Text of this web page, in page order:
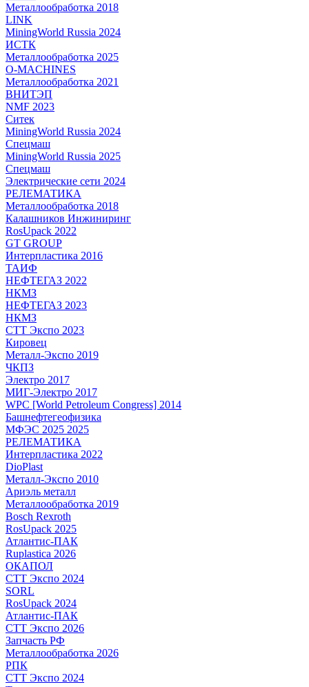
Металлообработка 2018
LINK
MiningWorld Russia 2024
ИСТК
Металлообработка 2025
O-MACHINES
Металлообработка 2021
ВНИТЭП
NMF 2023
Ситек
MiningWorld Russia 2024
Спецмаш
MiningWorld Russia 2025
Спецмаш
Электрические сети 2024
РЕЛЕМАТИКА
Металлообработка 2018
Калашников Инжиниринг
RosUpack 2022
GT GROUP
Интерпластика 2016
ТАИФ
НЕФТЕГАЗ 2022
НКМЗ
НЕФТЕГАЗ 2023
НКМЗ
СТТ Экспо 2023
Кировец
Металл-Экспо 2019
ЧКПЗ
Электро 2017
МИГ-Электро 2017
WPC [World Petroleum Congress] 2014
Башнефтегеофизика
МФЭС 2025 2025
РЕЛЕМАТИКА
Интерпластика 2022
DioPlast
Металл-Экспо 2010
Ариэль металл
Металлообработка 2019
Bosch Rexroth
RosUpack 2025
Атлантис-ПАК
Ruplastica 2026
ОКАПОЛ
СТТ Экспо 2024
SORL
RosUpack 2024
Атлантис-ПАК
СТТ Экспо 2026
Запчасть РФ
Металлообработка 2026
РПК
СТТ Экспо 2024